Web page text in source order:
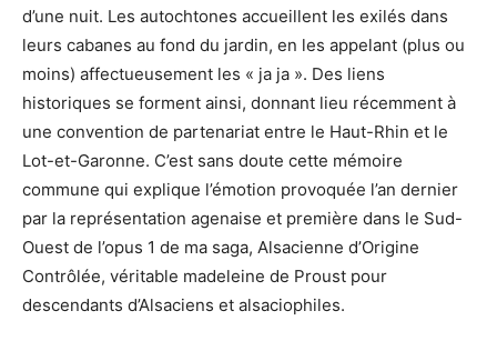
d’une nuit. Les autochtones accueillent les exilés dans
leurs cabanes au fond du jardin, en les appelant (plus ou
moins) affectueusement les « ja ja ». Des liens
historiques se forment ainsi, donnant lieu récemment à
une convention de partenariat entre le Haut-Rhin et le
Lot-et-Garonne. C’est sans doute cette mémoire
commune qui explique l’émotion provoquée l’an dernier
par la représentation agenaise et première dans le Sud-
Ouest de l’opus 1 de ma saga, Alsacienne d’Origine
Contrôlée, véritable madeleine de Proust pour
descendants d’Alsaciens et alsaciophiles.